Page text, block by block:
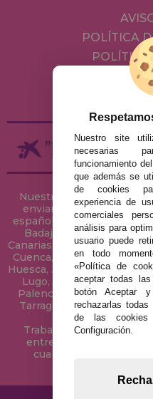
POLÍTICA
POLÍTICA
ENVÍOS Y
Nuestra tienda de
enviamos tus puzzles a
español: Álava, Albacete,
Badajoz, Baleares,
Canarias, Cantabria,
Cuenca, Gerona, Granada,
Huesca, Jaén, La Coruña,
Lugo, Madrid, Málaga,
Palencia, Pontevedra,
Tarragona, Tenerife,
Vizcaya,
Trabajamos con Stocks
entregas rápidas en
cuando el pedido se
Nuestro site
necesarias
funcionamiento
que además se
de cookies
experiencia de
comerciales
análisis para
usuario puede
en todo
«Política de
aceptar todas
botón Aceptar
rechazarlas todas
de las cookies
Configuración.